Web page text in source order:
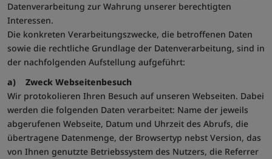
Datenverarbeitung zur Wahrung unserer berechtigten
Interessen.
Die konkreten Verarbeitungszwecke, die betroffenen Daten
sowie die rechtliche Grundlage der Datenverarbeitung, sind in
der nachfolgenden Aufstellung aufgeführt:
a) Zweck Webseitenbesuch
Wir protokolieren Ihren Besuch auf unseren Webseiten. Dabei
werden die folgenden Daten verarbeitet: Name der jeweils
abgerufenen Webseite, Datum und Uhrzeit des Abrufs, die
übertragene Datenmenge, der Browsertyp nebst Version, das
von Ihnen genutzte Betriebssystem des Nutzers, die Referrer